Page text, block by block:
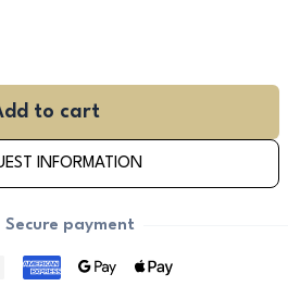
to cart
INFORMATION
Secure payment